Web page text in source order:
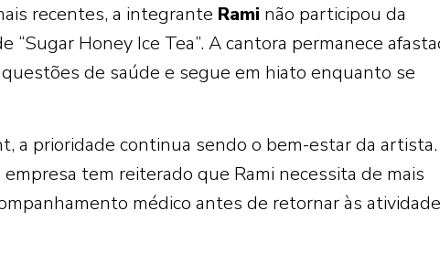
recentes, a integrante Rami não participou da
“Sugar Honey Ice Tea”. A cantora permanece
de saúde e segue em hiato enquanto se
a prioridade continua sendo o bem-estar da artista.
tem reiterado que Rami necessita de mais
médico antes de retornar às